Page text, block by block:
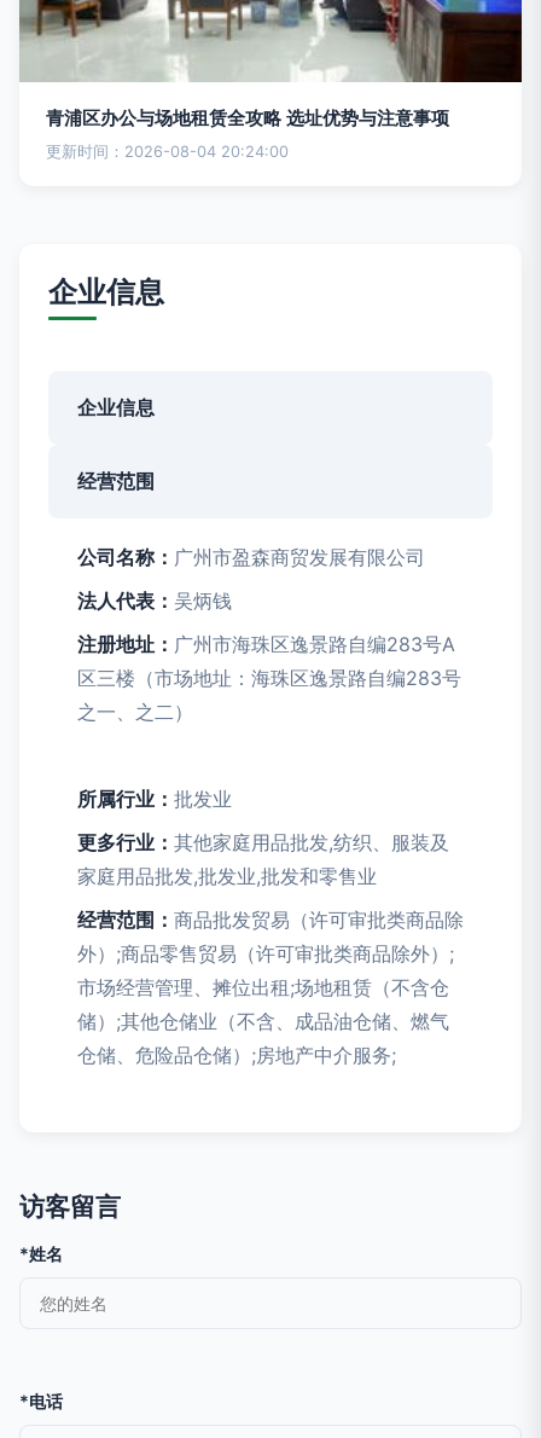
青浦区办公与场地租赁全攻略 选址优势与注意事项
更新时间：2026-08-04 20:24:00
企业信息
企业信息
经营范围
公司名称： 广州市盈森商贸发展有限公司
法人代表： 吴炳钱
注册地址： 广州市海珠区逸景路自编283号A
区三楼（市场地址：海珠区逸景路自编283号
之一、之二）
所属行业： 批发业
更多行业： 其他家庭用品批发,纺织、服装及
家庭用品批发,批发业,批发和零售业
经营范围： 商品批发贸易（许可审批类商品除
外）;商品零售贸易（许可审批类商品除外）;
市场经营管理、摊位出租;场地租赁（不含仓
储）;其他仓储业（不含、成品油仓储、燃气
仓储、危险品仓储）;房地产中介服务;
访客留言
*姓名
*电话